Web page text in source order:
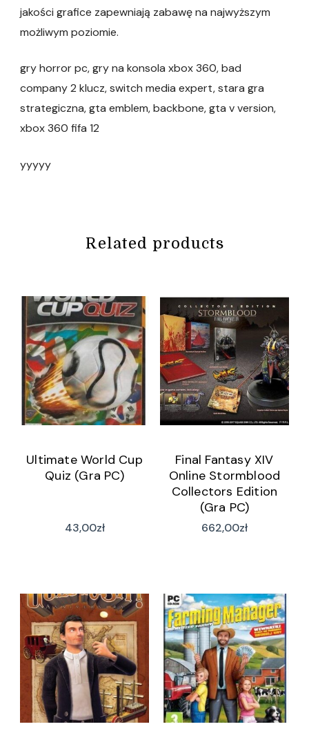
jakości grafice zapewniają zabawę na najwyższym
możliwym poziomie.
gry horror pc, gry na konsola xbox 360, bad
company 2 klucz, switch media expert, stara gra
strategiczna, gta emblem, backbone, gta v version,
xbox 360 fifa 12
yyyyy
Related products
Ultimate World Cup
Quiz (Gra PC)
43,00zł
Final Fantasy XIV
Online Stormblood
Collectors Edition
(Gra PC)
662,00zł